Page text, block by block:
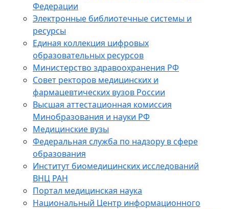
Федерации
Электронные библиотечные системы и
ресурсы
Единая коллекция цифровых
образовательных ресурсов
Министерство здравоохранения РФ
Совет ректоров медицинских и
фармацевтических вузов России
Высшая аттестационная комиссия
Минобразования и науки РФ
Медицинские вузы
Федеральная служба по надзору в сфере
образования
Институт биомедицинских исследований
ВНЦ РАН
Портал медицинская наука
Национальный Центр информационного